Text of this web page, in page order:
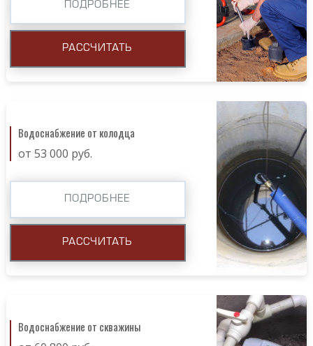
ПОДРОБНЕЕ
РАССЧИТАТЬ
Водоснабжение от колодца
от 53 000 руб.
ПОДРОБНЕЕ
РАССЧИТАТЬ
Водоснабжение от скважины